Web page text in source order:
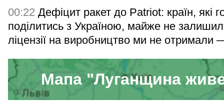
00:22 Дефіцит ракет до Patriot: країн, які
поділитись з Україною, майже не
ліцензії на виробництво ми не отримали
Мапа "Луганщина